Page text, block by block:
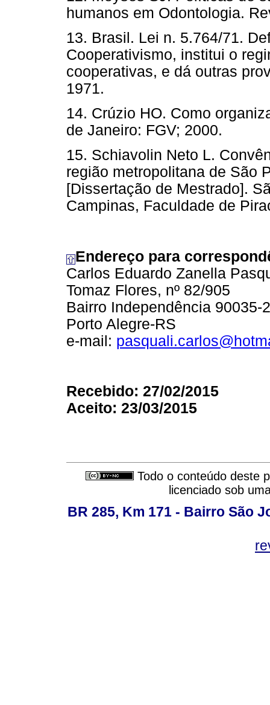
humanos em Odontologia.
13. Brasil. Lei n. 5.764/71.
Cooperativismo, institui o
cooperativas, e dá outras
1971.
14. Crúzio HO. Como
de Janeiro: FGV; 2000.
15. Schiavolin Neto L.
região metropolitana de São
[Dissertação de Mestrado].
Campinas, Faculdade de
Endereço para
Carlos Eduardo Zanella
Tomaz Flores, nº 82/905
Bairro Independência 90035-
Porto Alegre-RS
e-mail:
Recebido: 27/02/2015
Aceito: 23/03/2015
Todo o conteúdo deste
licenciado sob
BR 285, Km 171 - Bairro São